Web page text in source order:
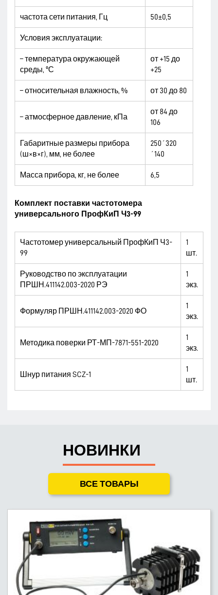
частота сети питания, Гц 50±0,5
Условия эксплуатации:
– температура окружающей
среды, ºС
от +15 до
+25
– относительная влажность, % от 30 до 80
– атмосферное давление, кПа
от 84 до
106
Габаритные размеры прибора
(ш×в×г), мм, не более
250´320
´140
Масса прибора, кг, не более 6,5
Комплект поставки частотомера
универсального ПрофКиП Ч3-99
Частотомер универсальный ПрофКиП Ч3-
99
1
шт.
Руководство по эксплуатации
ПРШН.411142.003-2020 РЭ
1
экз.
Формуляр ПРШН.411142.003-2020 ФО
1
экз.
Методика поверки РТ-МП-7871-551-2020
1
экз.
Шнур питания SCZ-1
1
шт.
НОВИНКИ
ВСЕ ТОВАРЫ